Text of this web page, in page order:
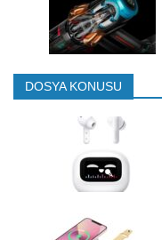
DOSYA KONUSU